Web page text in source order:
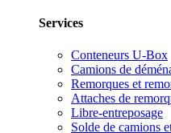
Services
Conteneurs U-Box
Camions de
Remorques et
Attaches de
Libre-entreposage
Solde de camions